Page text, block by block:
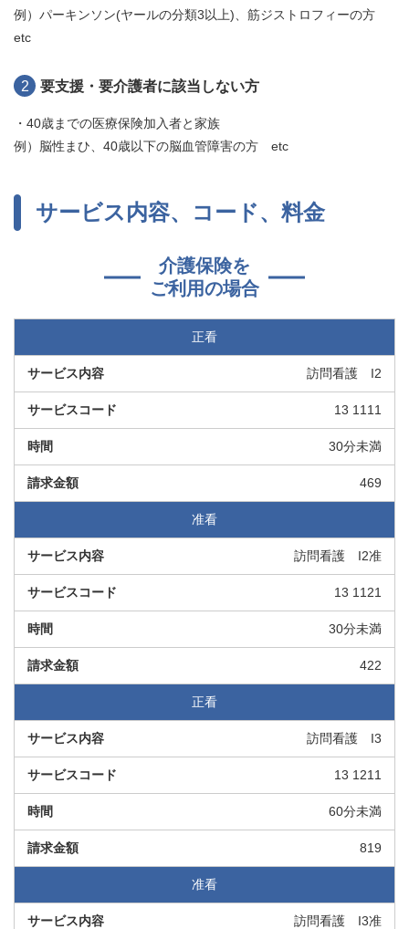
例）パーキンソン(ヤールの分類3以上)、筋ジストロフィーの方
etc
2 要支援・要介護者に該当しない方
・40歳までの医療保険加入者と家族
例）脳性まひ、40歳以下の脳血管障害の方 etc
サービス内容、コード、料金
介護保険を
ご利用の場合
正看
訪問看護 I2
13 1111
30分未満
469
准看
訪問看護 I2准
13 1121
30分未満
422
正看
訪問看護 I3
13 1211
60分未満
819
准看
訪問看護 I3准